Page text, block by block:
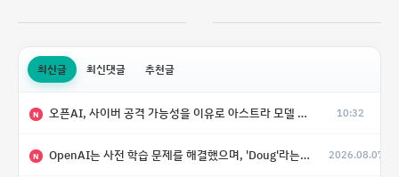
최신글 최신댓글 추천글
N 오픈AI, 사이버 공격 가능성을 이유로 아스트라 모델 출시 연기 10:32
N OpenAI는 사전 학습 문제를 해결했으며, 'Doug'라는 코드명을 가진 훨씬 더 큰 모델을 활발히 개발 중 2026.08.07